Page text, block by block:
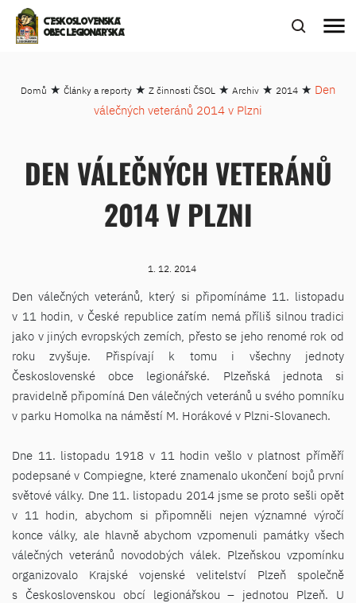
ČESKOSLOVENSKÁ
OBEC LEGIONÁŘSKÁ
menu
Domů ★ Články a reporty ★ Z činnosti ČSOL ★ Archiv ★ 2014 ★ Den
válečných veteránů 2014 v Plzni
DEN VÁLEČNÝCH VETERÁNŮ
2014 V PLZNI
1. 12. 2014
Den válečných veteránů, který si připomínáme 11. listopadu
v 11 hodin, v České republice zatím nemá příliš silnou tradici
jako v jiných evropských zemích, přesto se jeho renomé rok od
roku zvyšuje. Přispívají k tomu i všechny jednoty
Československé obce legionářské. Plzeňská jednota si
pravidelně připomíná Den válečných veteránů u svého pomníku
v parku Homolka na náměstí M. Horákové v Plzni-Slovanech.
Dne 11. listopadu 1918 v 11 hodin vešlo v platnost příměří
podepsané v Compiegne, které znamenalo ukončení bojů první
světové války. Dne 11. listopadu 2014 jsme se proto sešli opět
v 11 hodin, abychom si připomněli nejen významné výročí
konce války, ale hlavně abychom vzpomenuli památky všech
válečných veteránů novodobých válek. Plzeňskou vzpomínku
organizovalo Krajské vojenské velitelství Plzeň společně
s Československou obcí legionářskou – jednotou Plzeň. U